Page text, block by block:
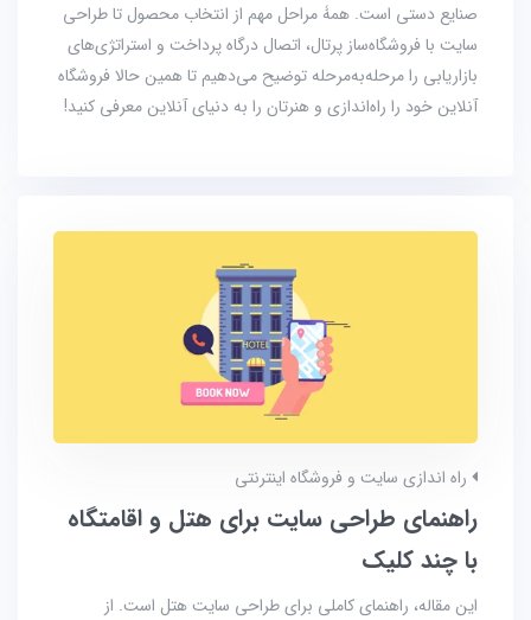
صنایع دستی است. همۀ مراحل مهم از انتخاب محصول تا طراحی
سایت با فروشگاه‌ساز پرتال، اتصال درگاه پرداخت و استراتژی‌های
بازاریابی را مرحله‌به‌مرحله توضیح می‌دهیم تا همین حالا فروشگاه
آنلاین خود را راه‌اندازی و هنرتان را به دنیای آنلاین معرفی کنید!
راه اندازی سایت و فروشگاه اینترنتی
راهنمای طراحی سایت برای هتل و اقامتگاه
با چند کلیک
این مقاله، راهنمای کاملی برای طراحی سایت هتل است. از